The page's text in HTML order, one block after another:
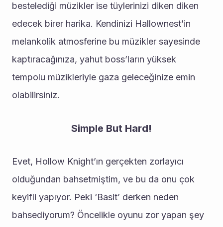
bestelediği müzikler ise tüylerinizi diken diken
edecek birer harika. Kendinizi Hallownest’in
melankolik atmosferine bu müzikler sayesinde
kaptıracağınıza, yahut boss’ların yüksek
tempolu müzikleriyle gaza geleceğinize emin
olabilirsiniz.
Simple But Hard!
Evet, Hollow Knight’ın gerçekten zorlayıcı
olduğundan bahsetmiştim, ve bu da onu çok
keyifli yapıyor. Peki ‘Basit’ derken neden
bahsediyorum? Öncelikle oyunu zor yapan şey